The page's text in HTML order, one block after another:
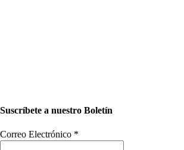
Suscríbete a nuestro Boletín
Correo Electrónico *